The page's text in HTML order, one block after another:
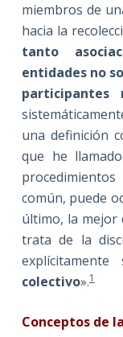
miembros de
hacia la
tanto
entidades no
participantes
una definición
que he
común, puede
último, la mejor
trata de la
colectivo».1
Conceptos de